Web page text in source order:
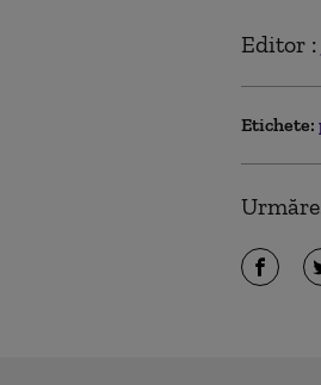
Editor :
Etichete: